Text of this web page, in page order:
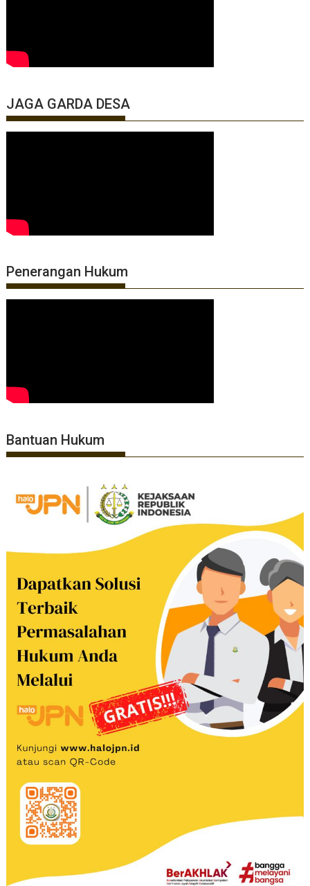
JAGA GARDA DESA
Penerangan Hukum
Bantuan Hukum